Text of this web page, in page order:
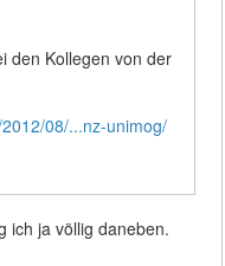
den Kollegen von der
08/...nz-unimog/
ich ja völlig daneben.